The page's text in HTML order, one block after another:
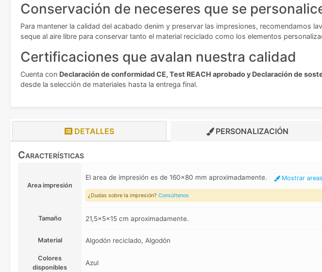
Conservación de neceseres que se
Para mantener la calidad del acabado denim y preservar las impresiones, recomendamos
seque al aire libre para conservar tanto el material reciclado como los elementos
Certificaciones que avalan nuestra calidad
Cuenta con Declaración de conformidad CE, Test REACH aprobado y Declaración de
desde la selección de materiales hasta la entrega final.
DETALLES PERSONALIZACIÓN
Características
Area impresión
El area de impresión es de 160x80 mm aproximadamente. Mostrar areas
¿Dudas sobre la impresión? Consúltenos
Tamaño 21,5x5x15 cm aproximadamente.
Material Algodón reciclado, Algodón
Colores
disponibles
Azul